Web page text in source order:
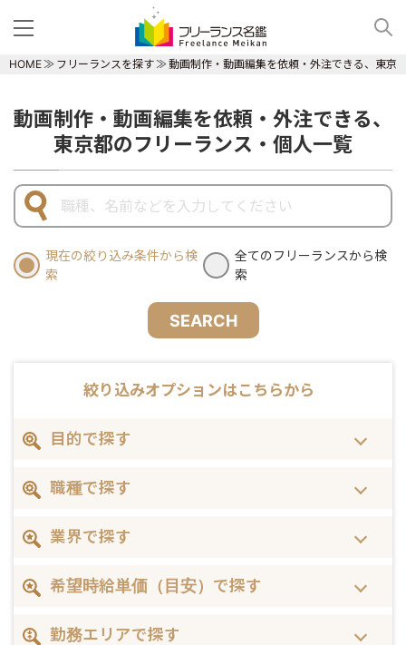
HOME フリーランスを探す 動画制作・動画編集を依頼・外注できる、東京
動画制作・動画編集を依頼・外注できる、
東京都のフリーランス・個人一覧
現在の絞り込み条件から検
索
全てのフリーランスから検
索
SEARCH
絞り込みオプションはこちらから
目的で探す
職種で探す
業界で探す
希望時給単価（目安）で探す
勤務エリアで探す